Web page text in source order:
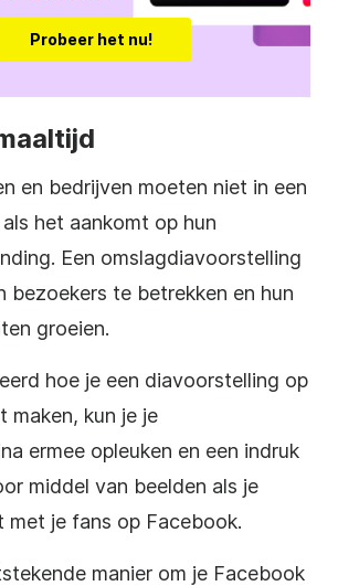
Probeer het nu!
en bedrijven moeten niet in een
het aankomt op hun
Een omslagdiavoorstelling
bezoekers te betrekken en hun
groeien.
hoe je een diavoorstelling op
maken, kun je je
ermee opleuken en een indruk
middel van beelden als je
met je fans op Facebook.
manier om je Facebook